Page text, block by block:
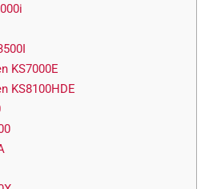
KS7000E
KS8100HDE